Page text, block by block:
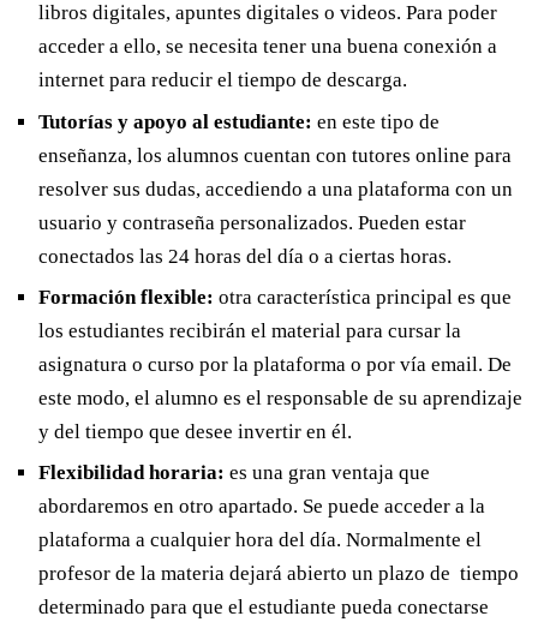
libros digitales, apuntes digitales o videos. Para poder
acceder a ello, se necesita tener una buena conexión a
internet para reducir el tiempo de descarga.
Tutorías y apoyo al estudiante: en este tipo de
enseñanza, los alumnos cuentan con tutores online para
resolver sus dudas, accediendo a una plataforma con un
usuario y contraseña personalizados. Pueden estar
conectados las 24 horas del día o a ciertas horas.
Formación flexible: otra característica principal es que
los estudiantes recibirán el material para cursar la
asignatura o curso por la plataforma o por vía email. De
este modo, el alumno es el responsable de su aprendizaje
y del tiempo que desee invertir en él.
Flexibilidad horaria: es una gran ventaja que
abordaremos en otro apartado. Se puede acceder a la
plataforma a cualquier hora del día. Normalmente el
profesor de la materia dejará abierto un plazo de tiempo
determinado para que el estudiante pueda conectarse